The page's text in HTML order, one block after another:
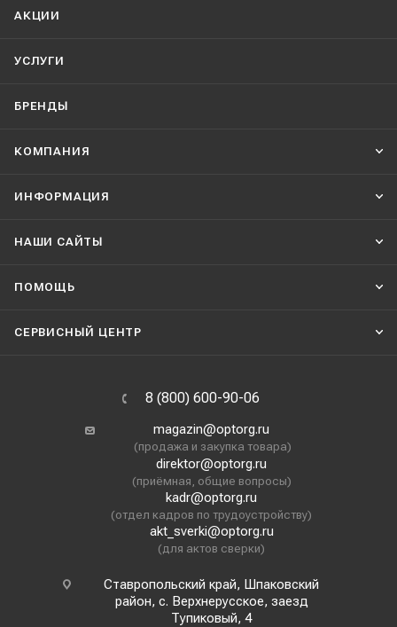
АКЦИИ
УСЛУГИ
БРЕНДЫ
КОМПАНИЯ
ИНФОРМАЦИЯ
НАШИ CАЙТЫ
ПОМОЩЬ
СЕРВИСНЫЙ ЦЕНТР
8 (800) 600-90-06
magazin@optorg.ru
(продажа и закупка товара)
direktor@optorg.ru
(приёмная, общие вопросы)
kadr@optorg.ru
(отдел кадров по трудоустройству)
akt_sverki@optorg.ru
(для актов сверки)
Ставропольский край, Шпаковский
район, с. Верхнерусское, заезд
Тупиковый, 4